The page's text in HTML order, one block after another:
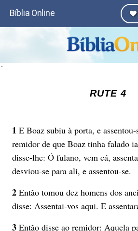
Bíblia Online
´
RUTE 4
1 E Boaz subiu à porta, e
remidor de que Boaz tinha falado
disse-lhe: Ó fulano, vem cá,
desviou-se para ali, e assentou-se.
2Então tomou dez homens dos
disse: Assentai-vos aqui. E
3Então disse ao remidor: Aquela